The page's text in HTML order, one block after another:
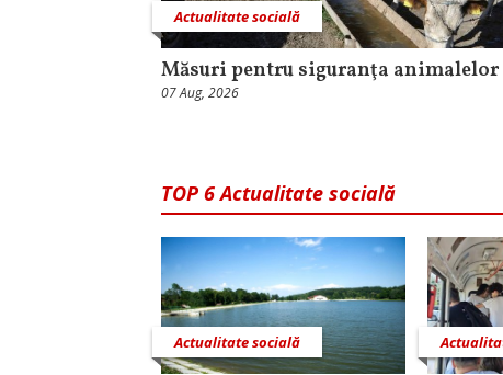
Actualitate socială
Măsuri pentru siguranţa animalelor
07 Aug, 2026
TOP 6 Actualitate socială
Actualitate socială